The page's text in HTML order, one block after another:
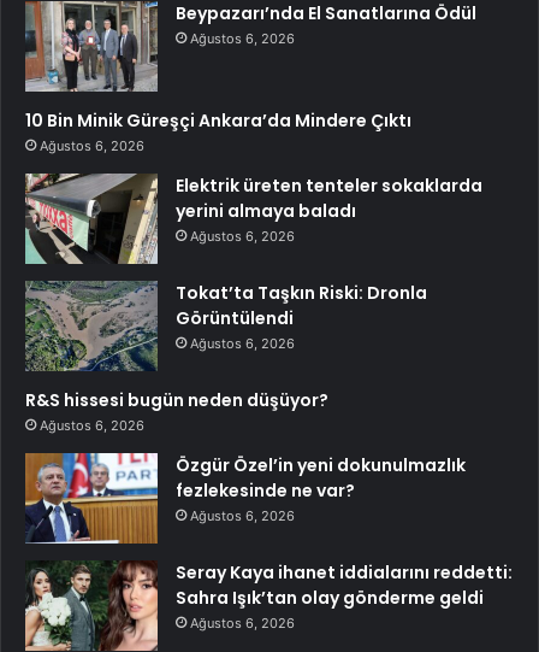
Beypazarı’nda El Sanatlarına Ödül
Ağustos 6, 2026
10 Bin Minik Güreşçi Ankara’da Mindere Çıktı
Ağustos 6, 2026
Elektrik üreten tenteler sokaklarda
yerini almaya baladı
Ağustos 6, 2026
Tokat’ta Taşkın Riski: Dronla
Görüntülendi
Ağustos 6, 2026
R&S hissesi bugün neden düşüyor?
Ağustos 6, 2026
Özgür Özel’in yeni dokunulmazlık
fezlekesinde ne var?
Ağustos 6, 2026
Seray Kaya ihanet iddialarını reddetti:
Sahra Işık’tan olay gönderme geldi
Ağustos 6, 2026